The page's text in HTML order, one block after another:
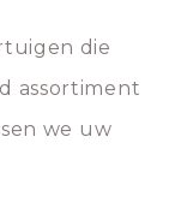
de
die
assortiment
we uw